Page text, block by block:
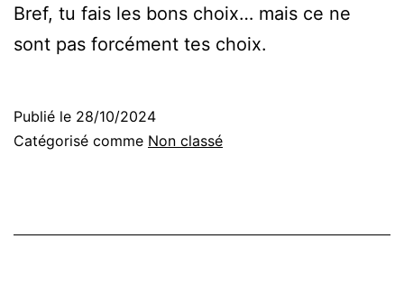
Bref, tu fais les bons choix… mais ce ne
sont pas forcément tes choix.
Publié le 28/10/2024
Catégorisé comme Non classé